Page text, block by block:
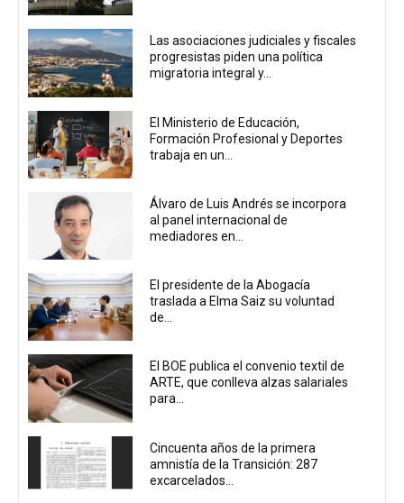
Las asociaciones judiciales y fiscales
progresistas piden una política
migratoria integral y...
El Ministerio de Educación,
Formación Profesional y Deportes
trabaja en un...
Álvaro de Luis Andrés se incorpora
al panel internacional de
mediadores en...
El presidente de la Abogacía
traslada a Elma Saiz su voluntad
de...
El BOE publica el convenio textil de
ARTE, que conlleva alzas salariales
para...
Cincuenta años de la primera
amnistía de la Transición: 287
excarcelados...